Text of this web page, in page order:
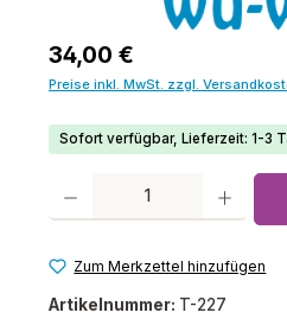
Regulärer Preis:
34,00 €
Preise inkl. MwSt. zzgl.
Sofort verfügbar, Lieferzeit: 1-3
Produkt Anzahl: Gib den
Zum Merkzettel hinzufügen
Artikelnummer: T-227